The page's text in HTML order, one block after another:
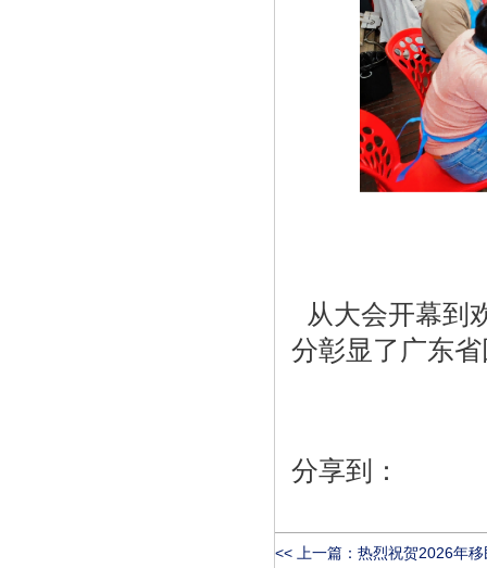
从大会开幕到
分彰显了广东
分享到：
<< 上一篇： 热烈祝贺2026年